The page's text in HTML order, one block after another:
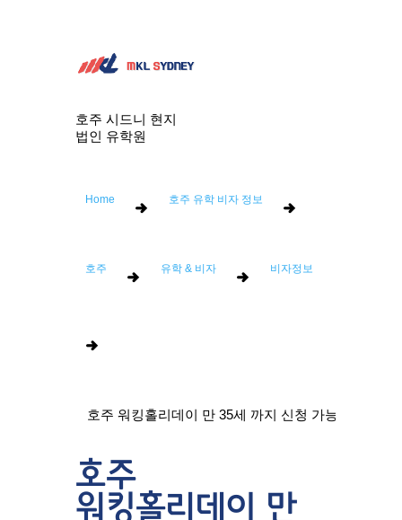
호주 시드니 현지
법인 유학원
Home 호주 유학 비자 정보
호주 유학 & 비자 비자정보
호주 워킹홀리데이 만 35세 까지 신청 가능 (2026년
호주
워킹홀리데이 만